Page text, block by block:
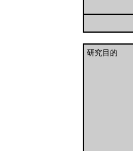
研究目的